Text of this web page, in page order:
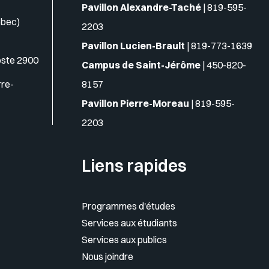
2900
Pavillon Alexandre-Taché |819-595-
2203
Pavillon Lucien-Brault |819-773-1639
Campus de Saint-Jérôme |450-820-
8157
Pavillon Pierre-Moreau |819-595-
2203
Liens rapides
Programmes d'études
Services aux étudiants
Services aux publics
Nous joindre